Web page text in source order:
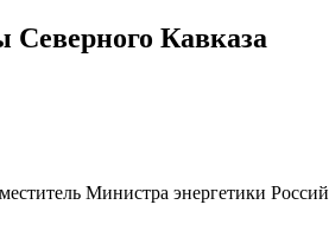
Северного Кавказа
Министра энергетики